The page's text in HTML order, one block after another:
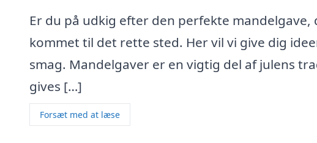
Er du på udkig efter den perfekte
kommet til det rette sted. Her vil vi give dig
smag. Mandelgaver er en vigtig del af julens
gives […]
Forsæt med at læse